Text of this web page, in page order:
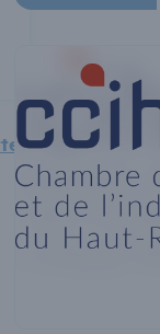
.